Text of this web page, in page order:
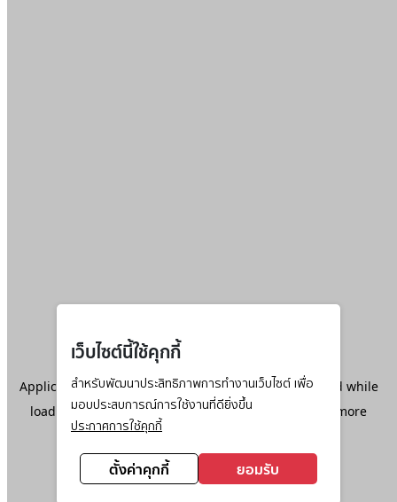
Application error: aclient-side exception has occurred while
loadingwww.ktc.co.th(see the browser console
for more
information).
เว็บไซต์นี้ใช้คุกกี้
สำหรับพัฒนาประสิทธิภาพการทำงานเว็บไซต์ เพื่อ
มอบประสบการณ์การใช้งานที่ดียิ่งขึ้น
ประกาศการใช้คุกกี้
ตั้งค่าคุกกี้ ยอมรับ